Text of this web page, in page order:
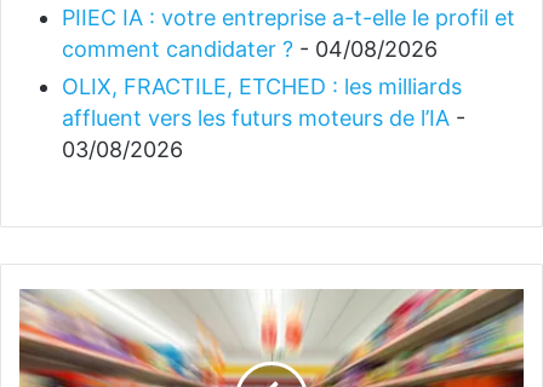
PIIEC IA : votre entreprise a-t-elle le profil et
comment candidater ? - 04/08/2026
OLIX, FRACTILE, ETCHED : les milliards
affluent vers les futurs moteurs de l’IA -
03/08/2026